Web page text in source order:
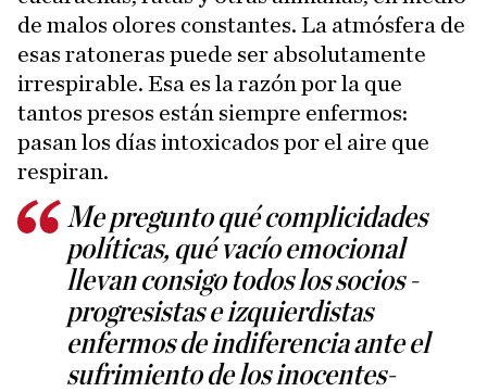
de malos olores constantes. La atmósfera de
esas ratoneras puede ser absolutamente
irrespirable. Esa es la razón por la que
tantos presos están siempre enfermos:
pasan los días intoxicados por el aire que
respiran.
Me pregunto qué complicidades
políticas, qué vacío emocional
llevan consigo todos los socios -
progresistas e izquierdistas
enfermos de indiferencia ante el
sufrimiento de los inocentes-